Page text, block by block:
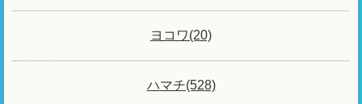
ヨコワ(20)
ハマチ(528)